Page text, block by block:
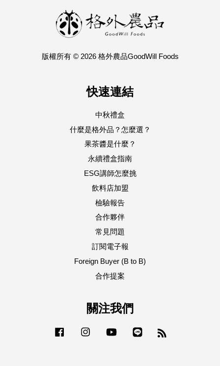
版權所有 © 2026 格外農品GoodWill Foods
快速連結
中秋禮盒
什麼是格外品？怎麼選？
果茶醬是什麼？
永續禮盒指南
ESG講師怎麼挑
飲料店加盟
檢驗報告
合作夥伴
常見問題
訂閱電子報
Foreign Buyer (B to B)
合作提案
關注我們
Facebook Instagram YouTube